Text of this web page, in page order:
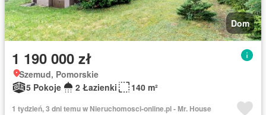
Dom
1 190 000 zł
Szemud, Pomorskie
5 Pokoje
2 Łazienki 140 m²
1 tydzień, 3 dni temu w Nieruchomosci-online.pl - Mr. House